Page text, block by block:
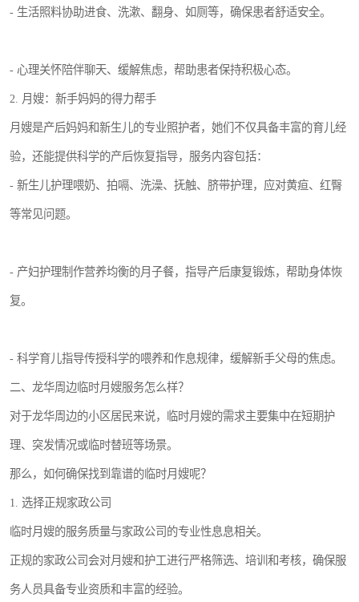
- 生活照料协助进食、洗漱、翻身、如厕等，确保患者舒适安全。
- 心理关怀陪伴聊天、缓解焦虑，帮助患者保持积极心态。
2. 月嫂：新手妈妈的得力帮手
月嫂是产后妈妈和新生儿的专业照护者，她们不仅具备丰富的育儿经
验，还能提供科学的产后恢复指导，服务内容包括：
- 新生儿护理喂奶、拍嗝、洗澡、抚触、脐带护理，应对黄疸、红臀
等常见问题。
- 产妇护理制作营养均衡的月子餐，指导产后康复锻炼，帮助身体恢
复。
- 科学育儿指导传授科学的喂养和作息规律，缓解新手父母的焦虑。
二、龙华周边临时月嫂服务怎么样？
对于龙华周边的小区居民来说，临时月嫂的需求主要集中在短期护
理、突发情况或临时替班等场景。
那么，如何确保找到靠谱的临时月嫂呢？
1. 选择正规家政公司
临时月嫂的服务质量与家政公司的专业性息息相关。
正规的家政公司会对月嫂和护工进行严格筛选、培训和考核，确保服
务人员具备专业资质和丰富的经验。